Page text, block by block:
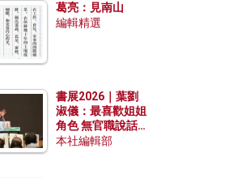
葛亮：見南山
編輯精選
書展2026｜葉劉
淑儀：最喜歡姐姐
角色 無官職說話
包袱少
本社編輯部